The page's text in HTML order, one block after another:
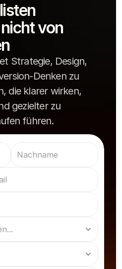
zwei und sechs
von
Strategie, Design,
Denken zu
die klarer wirken,
gezielter zu
führen.